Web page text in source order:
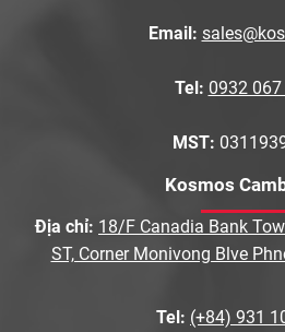
Email:
Tel: 0932
MST:
Kosmos
Địa chỉ: 18/F Canadia Bank
ST, Corner Monivong Blve
Tel: (+84) 931